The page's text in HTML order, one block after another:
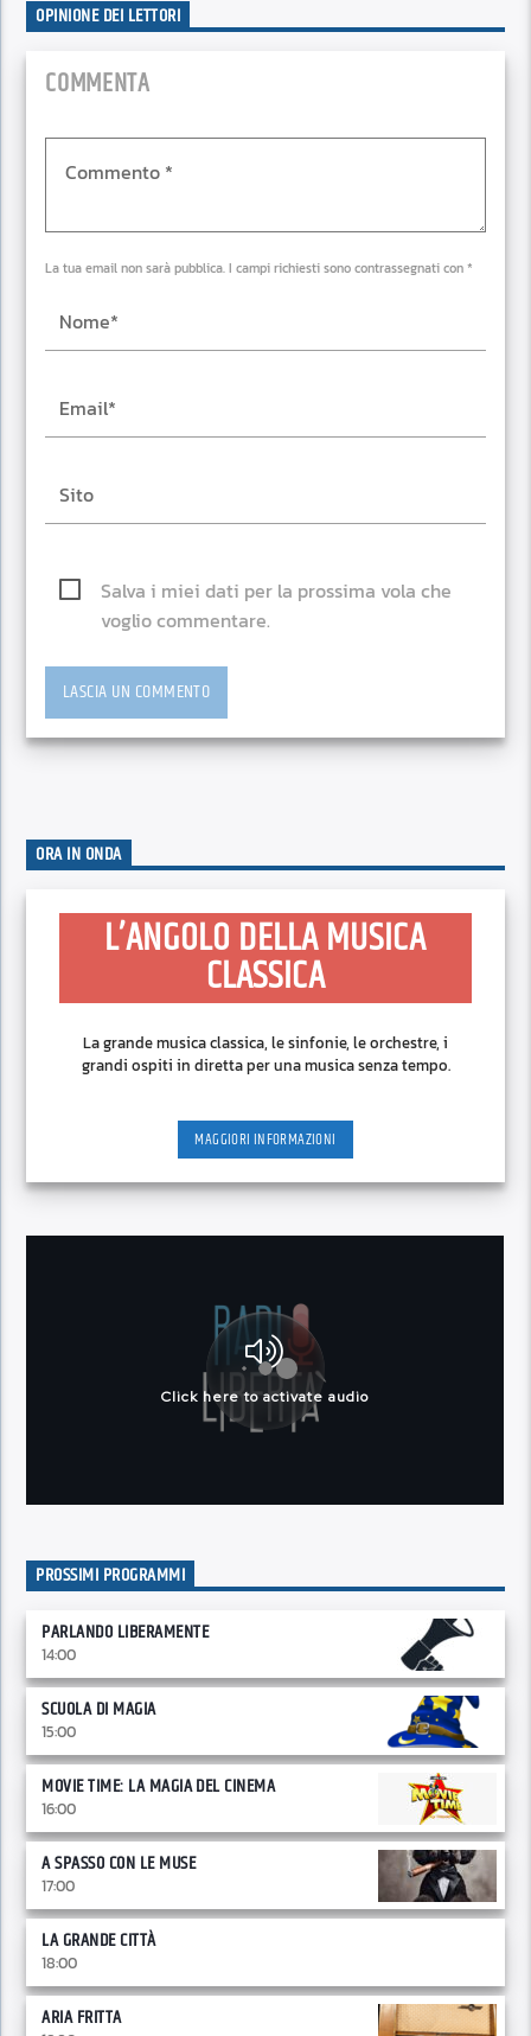
OPINIONE DEI LETTORI
COMMENTA
La tua email non sarà pubblica. I campi richiesti sono contrassegnati con *
Salva i miei dati per la prossima vola che
voglio commentare.
ORA IN ONDA
L’ANGOLO DELLA MUSICA
CLASSICA
La grande musica classica, le sinfonie, le orchestre, i
grandi ospiti in diretta per una musica senza tempo.
MAGGIORI INFORMAZIONI
PROSSIMI PROGRAMMI
PARLANDO LIBERAMENTE
14:00
SCUOLA DI MAGIA
15:00
MOVIE TIME: LA MAGIA DEL CINEMA
16:00
A SPASSO CON LE MUSE
17:00
LA GRANDE CITTÀ
18:00
ARIA FRITTA